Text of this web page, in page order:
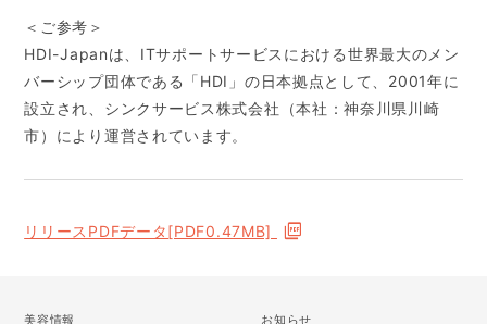
＜ご参考＞
HDI-Japanは、ITサポートサービスにおける世界最大のメン
バーシップ団体である「HDI」の日本拠点として、2001年に
設立され、シンクサービス株式会社（本社：神奈川県川崎
市）により運営されています。
リリースPDFデータ[PDF0.47MB]
美容情報 お知らせ